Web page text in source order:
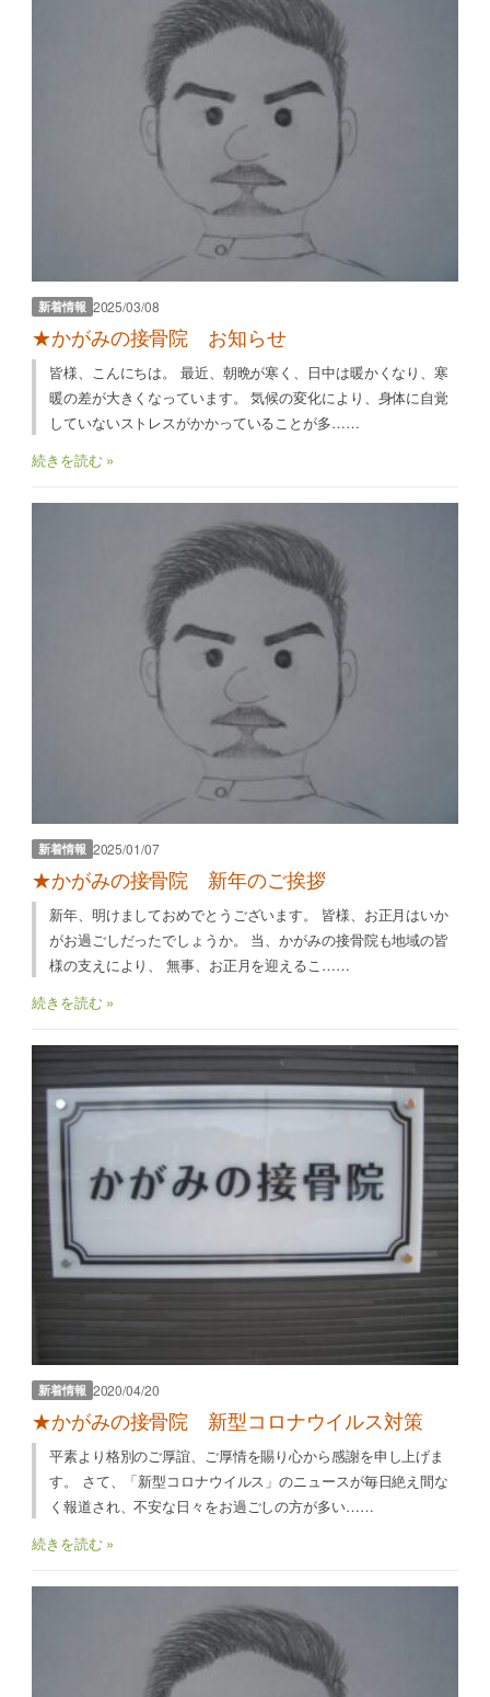
新着情報 2025/03/08
★かがみの接骨院 お知らせ
皆様、こんにちは。 最近、朝晩が寒く、日中は暖かくなり、寒
暖の差が大きくなっています。 気候の変化により、身体に自覚
していないストレスがかかっていることが多……
続きを読む »
新着情報 2025/01/07
★かがみの接骨院 新年のご挨拶
新年、明けましておめでとうございます。 皆様、お正月はいか
がお過ごしだったでしょうか。 当、かがみの接骨院も地域の皆
様の支えにより、 無事、お正月を迎えるこ……
続きを読む »
新着情報 2020/04/20
★かがみの接骨院 新型コロナウイルス対策
平素より格別のご厚誼、ご厚情を賜り心から感謝を申し上げま
す。 さて、「新型コロナウイルス」のニュースが毎日絶え間な
く報道され、不安な日々をお過ごしの方が多い……
続きを読む »